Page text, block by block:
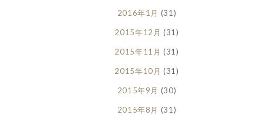
2016年1月 (31)
2015年12月 (31)
2015年11月 (31)
2015年10月 (31)
2015年9月 (30)
2015年8月 (31)